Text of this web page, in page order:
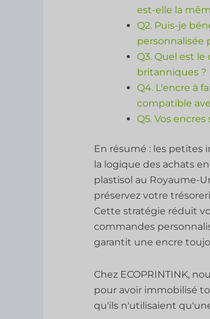
est-elle la
Q2. Puis-je
personnalisée
Q3. Quel est
britanniques ?
Q4. L'encre à
compatible
Q5. Vos
En résumé : les
la logique des achats
plastisol au Royaume-
préservez votre
Cette stratégie réduit
commandes
garantit une encre
Chez ECOPRINTINK,
pour avoir immobilisé
qu'ils n'utilisaient